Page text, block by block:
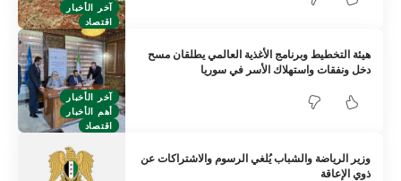
آخر الأخبار
اقتصاد
آخر الأخبار
أهم الأخبار
اقتصاد
هيئة التخطيط وبرنامج الأغذية العالمي يطلقان مسح
دخل ونفقات واستهلاك الأسر في سوريا
وزير الرياضة والشباب يُلغي الرسوم والاشتراكات عن
ذوي الإعاقة